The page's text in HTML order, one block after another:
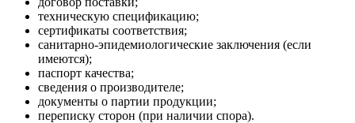
техническую спецификацию;
сертификаты соответствия;
санитарно-эпидемиологические заключения (если
имеются);
паспорт качества;
сведения о производителе;
документы о партии продукции;
переписку сторон (при наличии спора).